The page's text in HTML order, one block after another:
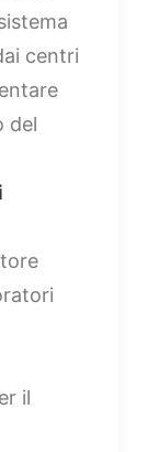
centri
del
il